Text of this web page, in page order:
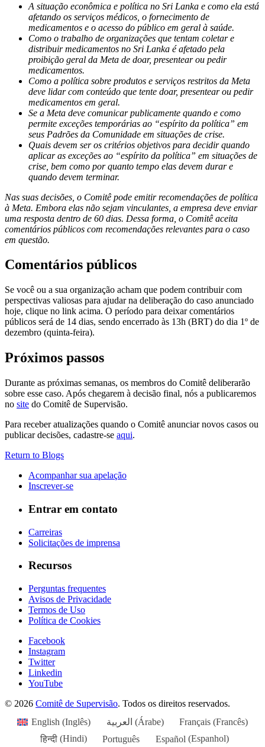
A situação econômica e política no Sri Lanka e como ela está
afetando os serviços médicos, o fornecimento de
medicamentos e o acesso do público em geral à saúde.
Como o trabalho de organizações que tentam coletar e
distribuir medicamentos no Sri Lanka é afetado pela
proibição geral da Meta de doar, presentear ou pedir
medicamentos.
Como a política sobre produtos e serviços restritos da Meta
deve lidar com conteúdo que tente doar, presentear ou pedir
medicamentos em geral.
Se a Meta deve comunicar publicamente quando e como
permite exceções temporárias ao “espírito da política” em
seus Padrões da Comunidade em situações de crise.
Quais devem ser os critérios objetivos para decidir quando
aplicar as exceções ao “espírito da política” em situações de
crise, bem como por quanto tempo elas devem durar e
quando devem terminar.
Nas suas decisões, o Comitê pode emitir recomendações de política
à Meta. Embora elas não sejam vinculantes, a empresa deve enviar
uma resposta dentro de 60 dias. Dessa forma, o Comitê aceita
comentários públicos com recomendações relevantes para o caso
em questão.
Comentários públicos
Se você ou a sua organização acham que podem contribuir com
perspectivas valiosas para ajudar na deliberação do caso anunciado
hoje, clique no link acima. O período para deixar comentários
públicos será de 14 dias, sendo encerrado às 13h (BRT) do dia 1º de
dezembro (quinta-feira).
Próximos passos
Durante as próximas semanas, os membros do Comitê deliberarão
sobre esse caso. Após chegarem à decisão final, nós a publicaremos
no site do Comitê de Supervisão.
Para receber atualizações quando o Comitê anunciar novos casos ou
publicar decisões, cadastre-se aqui.
Return to Blogs
Acompanhar sua apelação
Inscrever-se
Entrar em contato
Carreiras
Solicitações de imprensa
Recursos
Perguntas frequentes
Avisos de Privacidade
Termos de Uso
Política de Cookies
Facebook
Instagram
Twitter
Linkedin
YouTube
© 2026 Comitê de Supervisão. Todos os direitos reservados.
English (Inglês) العربية (Árabe) Français (Francês)
हिन्दी(Hindi) Português Español (Espanhol)